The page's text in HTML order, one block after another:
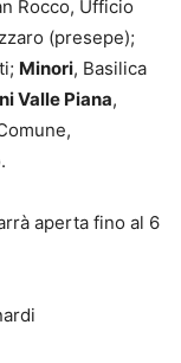
Rocco, Ufficio
(presepe);
Minori, Basilica
Valle Piana,
aperta fino al 6